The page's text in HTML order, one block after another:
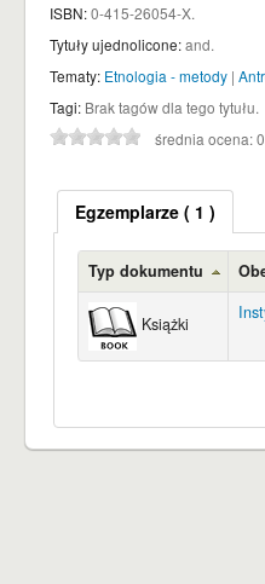
ISBN:0-415-26054-X.
Tytuły ujednolicone:and.
Tematy: Etnologia - metody |
Tagi: Brak tagów dla tego tytułu.
średnia ocena:
Egzemplarze( 1 )
Typ dokumentu
Książki